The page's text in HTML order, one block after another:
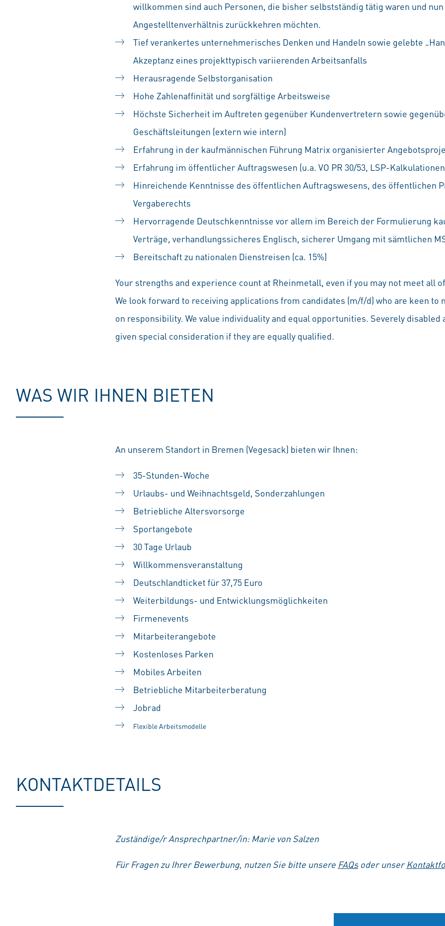
willkommen sind auch Personen, die bisher selbstständig tätig waren und
Angestelltenverhältnis zurückkehren möchten.
Tief verankertes unternehmerisches Denken und Handeln sowie gelebte
Akzeptanz eines projekttypisch variierenden Arbeitsanfalls
Herausragende Selbstorganisation
Hohe Zahlenaffinität und sorgfältige Arbeitsweise
Höchste Sicherheit im Auftreten gegenüber Kundenvertretern sowie
Geschäftsleitungen (extern wie intern)
Erfahrung in der kaufmännischen Führung Matrix organisierter
Erfahrung im öffentlicher Auftragswesen (u.a. VO PR 30/53, LSP-
Hinreichende Kenntnisse des öffentlichen Auftragswesens, des öffentlichen
Vergaberechts
Hervorragende Deutschkenntnisse vor allem im Bereich der Formulierung
Verträge, verhandlungssicheres Englisch, sicherer Umgang mit sämtlichen
Bereitschaft zu nationalen Dienstreisen (ca. 15%)
Your strengths and experience count at Rheinmetall, even if you may not meet all
We look forward to receiving applications from candidates (m/f/d) who are keen to
on responsibility. We value individuality and equal opportunities. Severely
given special consideration if they are equally qualified.
WAS WIR IHNEN BIETEN
An unserem Standort in Bremen (Vegesack) bieten wir Ihnen:
35-Stunden-Woche
Urlaubs- und Weihnachtsgeld, Sonderzahlungen
Betriebliche Altersvorsorge
Sportangebote
30 Tage Urlaub
Willkommensveranstaltung
Deutschlandticket für 37,75 Euro
Weiterbildungs- und Entwicklungsmöglichkeiten
Firmenevents
Mitarbeiterangebote
Kostenloses Parken
Mobiles Arbeiten
Betriebliche Mitarbeiterberatung
Jobrad
Flexible Arbeitsmodelle
KONTAKTDETAILS
Zuständige/r Ansprechpartner/in: Marie von Salzen
Für Fragen zu Ihrer Bewerbung, nutzen Sie bitte unsere FAQsoder unser